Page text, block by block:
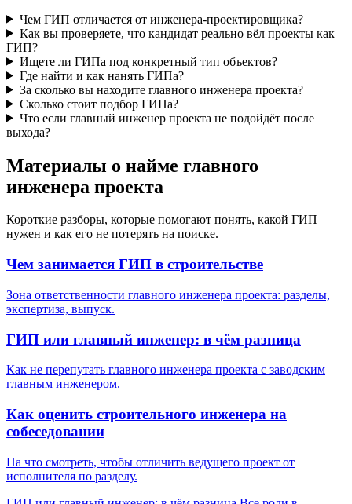
Чем ГИП отличается от инженера‑проектировщика?
Как вы проверяете, что кандидат реально вёл проекты как
ГИП?
Ищете ли ГИПа под конкретный тип объектов?
Где найти и как нанять ГИПа?
За сколько вы находите главного инженера проекта?
Сколько стоит подбор ГИПа?
Что если главный инженер проекта не подойдёт после
выхода?
Материалы о найме главного
инженера проекта
Короткие разборы, которые помогают понять, какой ГИП
нужен и как его не потерять на поиске.
Чем занимается ГИП в строительстве
Зона ответственности главного инженера проекта: разделы,
экспертиза, выпуск.
ГИП или главный инженер: в чём разница
Как не перепутать главного инженера проекта с заводским
главным инженером.
Как оценить строительного инженера на
собеседовании
На что смотреть, чтобы отличить ведущего проект от
исполнителя по разделу.